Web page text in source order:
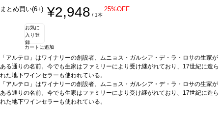
まとめ買い(6+) ¥2,948 / 1本
25%OFF
お気に
入り登
録
カートに追加
「アルテロ」はワイナリーの創設者、ムニョス・ガルシア・デ・ラ・ロサの生家が
ある通りの名前。今でも生家はファミリーにより受け継がれており、17世紀に造ら
れた地下ワインセラーも使われている。
テイスティングノート力強く、複雑なアロマは熟した果実味を含み、トーストした
アロマや、胡椒とバルサミコ酢の香りを感じる。 まろやかで、あたたかく、とても
きれいなバランスの風味に、長い余韻の後味を示す。
「アルテロ」はワイナリーの創設者、ムニョス・ガルシア・デ・ラ・ロサの生家が
ある通りの名前。今でも生家はファミリーにより受け継がれており、17世紀に造ら
れた地下ワインセラーも使われている。